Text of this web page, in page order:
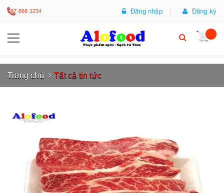
097.868.1234 Đăng nhập Đăng ký
Trang chủ Tất cả tin tức